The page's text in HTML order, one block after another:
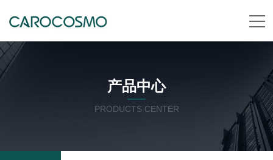
产品中心
PRODUCTS CENTER